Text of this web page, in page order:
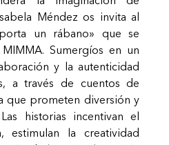
Méndez os invita al
un rábano» que se
Sumergíos en un
y la autenticidad
a través de cuentos de
que prometen diversión y
historias incentivan el
la creatividad